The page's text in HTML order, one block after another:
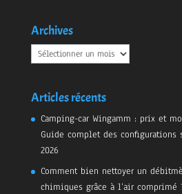
Archives
Archives
Articles récents
Camping-car Wingamm : prix et
Guide complet des configurations
2026
Comment bien nettoyer un
chimiques grâce à l’air comprimé